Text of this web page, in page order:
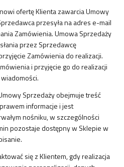
ofertę Klienta zawarcia Umowy
przesyła na adres e-mail
Zamówienia. Umowa Sprzedaży
przez Sprzedawcę
Zamówienia do realizacji.
i przyjęcie go do realizacji
Sprzedaży obejmuje treść
informacje i jest
nośniku, w szczególności
pozostaje dostępny w Sklepie w
się z Klientem, gdy realizacja